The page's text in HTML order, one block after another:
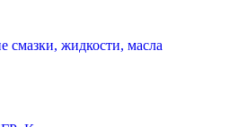
смазки, жидкости, масла